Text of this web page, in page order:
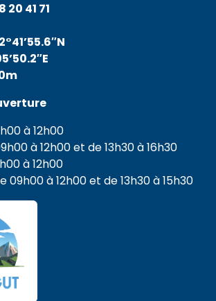
20 41 71
à 12h00
à 12h00 et de 13h30 à 16h30
à 12h00
09h00 à 12h00 et de 13h30 à 15h30